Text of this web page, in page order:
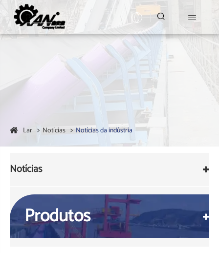
 
Lar Notícias Notícias da indústria
Notícias
Produtos